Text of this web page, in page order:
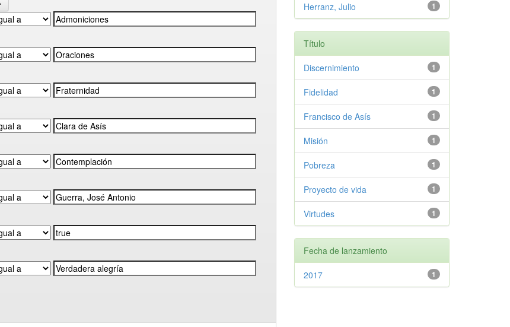
1
Herranz, Julio
Título
1
Discernimiento
1
Fidelidad
1
Francisco de Asís
1
Misión
1
Pobreza
1
Proyecto de vida
1
Virtudes
Fecha de lanzamiento
1
2017